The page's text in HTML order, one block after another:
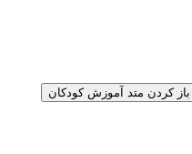
باز کردن متد آموزش کودکان